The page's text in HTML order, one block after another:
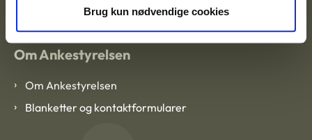
Brug kun nødvendige cookies
Om Ankestyrelsen
Om Ankestyrelsen
Blanketter og kontaktformularer